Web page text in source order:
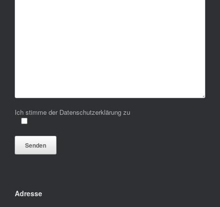
Ich stimme der Datenschutzerklärung zu
Bitte lasse dieses Feld leer.
Adresse